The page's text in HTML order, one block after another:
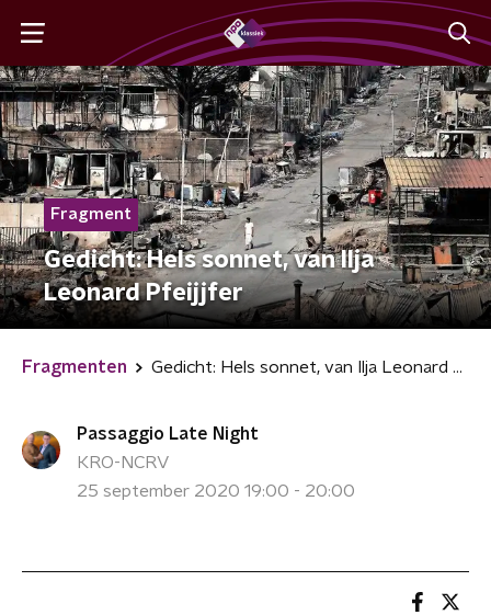
Fragment
Gedicht: Hels sonnet, van Ilja
Leonard Pfeijjfer
Fragmenten Gedicht: Hels sonnet, van Ilja Leonard Pfeijjfer
Passaggio Late Night
KRO-NCRV
25 september 2020 19:00 - 20:00